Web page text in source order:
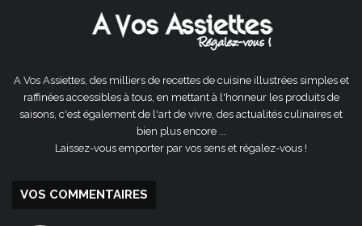
A Vos Assiettes, des milliers de recettes de cuisine illustrées simples et
raffinées accessibles à tous, en mettant à l'honneur les produits de
saisons, c'est également de l'art de vivre, des actualités culinaires et
bien plus encore ...
Laissez-vous emporter par vos sens et régalez-vous !
VOS COMMENTAIRES